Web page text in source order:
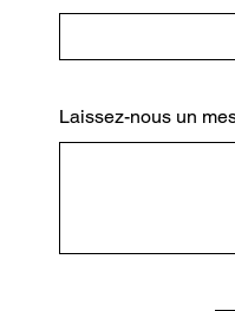
Laissez-nous un